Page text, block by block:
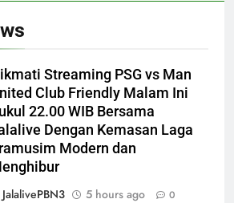
Streaming PSG vs Man
Club Friendly Malam Ini
22.00 WIB Bersama
Dengan Kemasan Laga
Modern dan
JalalivePBN3
5 hours ago 0